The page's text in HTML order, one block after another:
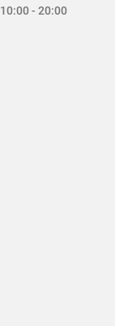
10:00 - 20:00